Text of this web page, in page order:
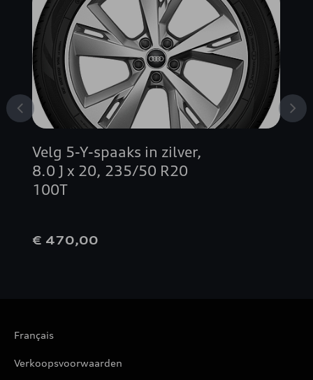
Velg 5-Y-spaaks in zilver,
8.0 J x 20, 235/50 R20
100T
€ 470,00
Français
Verkoopsvoorwaarden